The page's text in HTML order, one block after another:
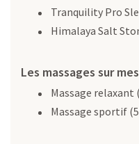
Tranquility Pro
Himalaya Salt
Les massages sur
Massage relaxant
Massage sportif